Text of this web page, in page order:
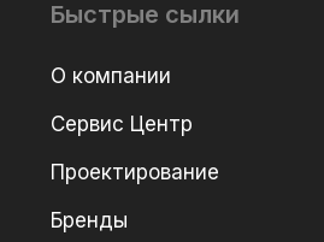
Быстрые сылки
О компании
Сервис Центр
Проектирование
Бренды